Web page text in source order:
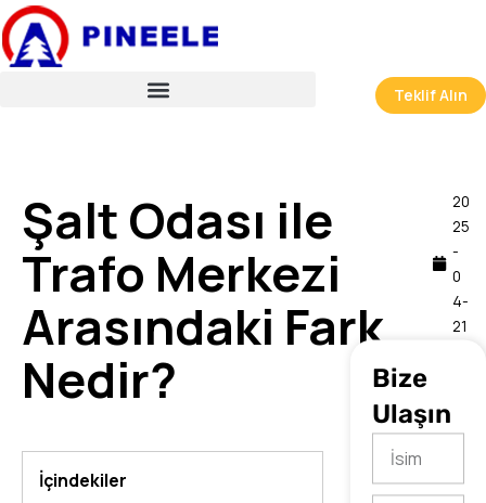
İçeriğe
atla
Teklif Alın
Şalt Odası ile
Trafo Merkezi
Arasındaki Fark
Nedir?
20
25
-
0
4-
21
İçindekiler
Bize
Ulaşın
İsim